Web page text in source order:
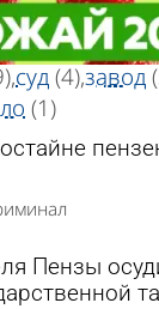
суд(4)завод
(1)
Пензы